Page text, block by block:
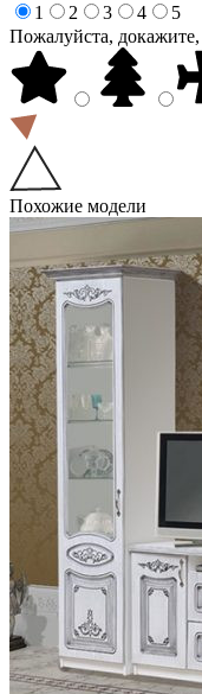
1
2 3 4
5
Пожалуйста,
Похожие модели